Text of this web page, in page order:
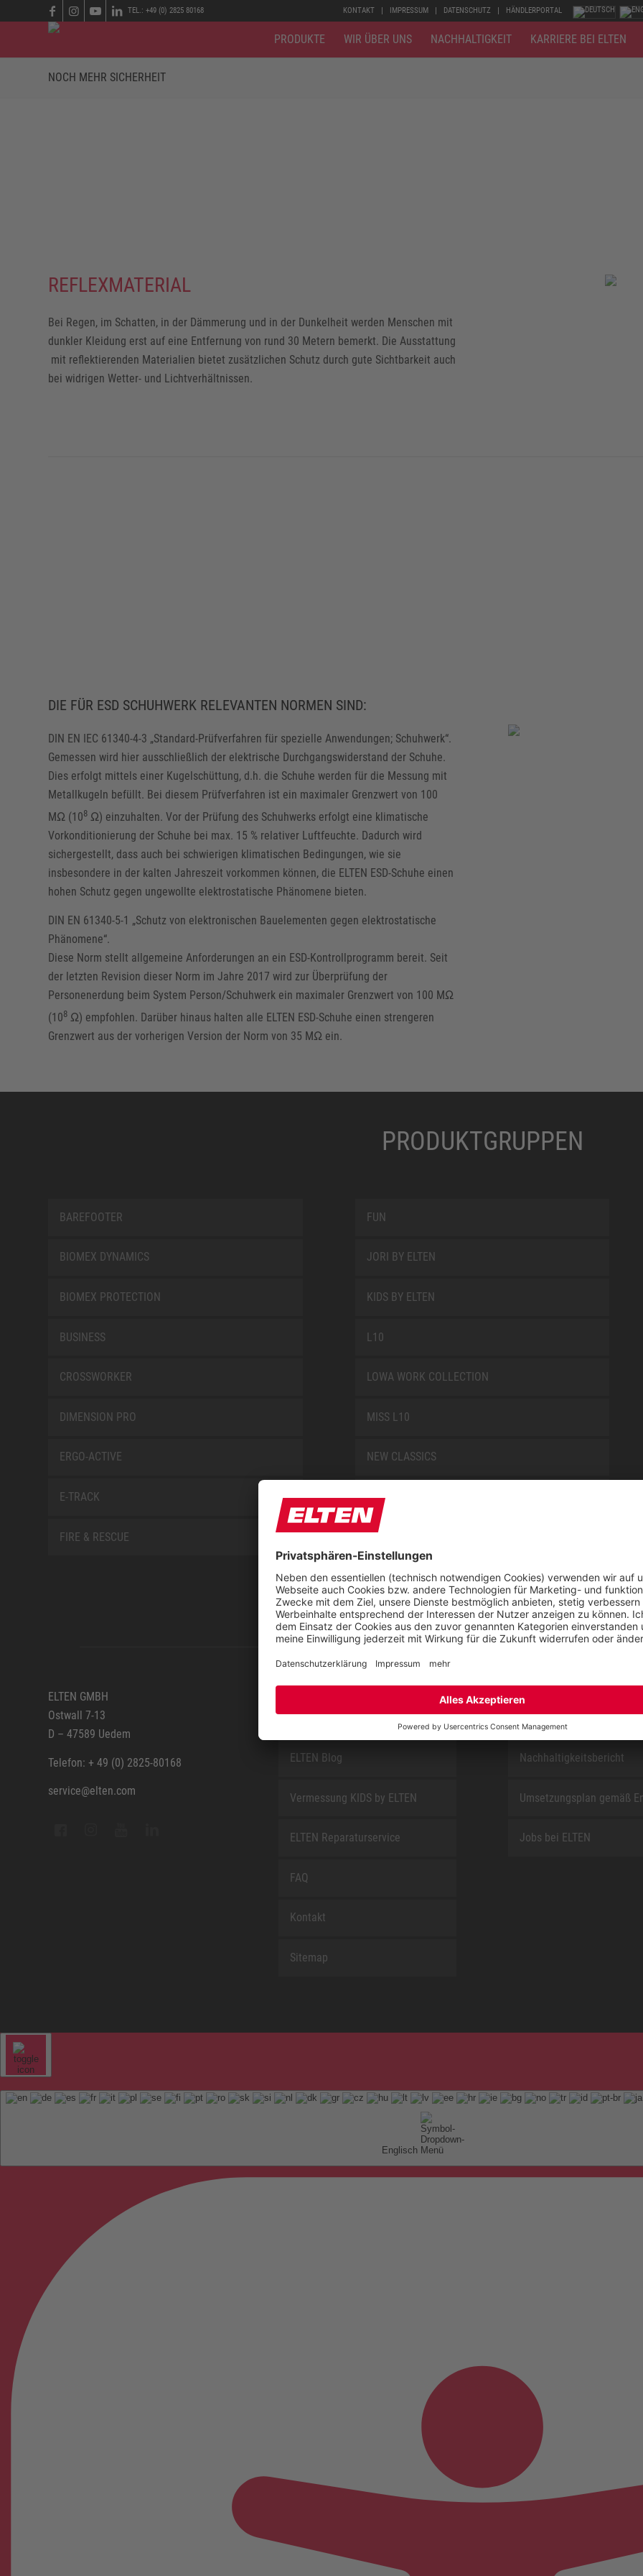
KONTAKT IMPRESSUM DATENSCHUTZ HÄNDLERPORTAL
TEL.: +49 (0) 2825 80168
PRODUKTE WIR ÜBER UNS NACHHALTIGKEIT KARRIERE BEI ELTEN
NOCH MEHR SICHERHEIT
REFLEXMATERIAL
Bei Regen, im Schatten, in der Dämmerung und in der Dunkelheit werden Menschen mit
dunkler Kleidung erst auf eine Entfernung von rund 30 Metern bemerkt. Die Ausstattung
mit reflektierenden Materialien bietet zusätzlichen Schutz durch gute Sichtbarkeit auch
bei widrigen Wetter- und Lichtverhältnissen.
DIE FÜR ESD SCHUHWERK RELEVANTEN NORMEN SIND:
DIN EN IEC 61340-4-3 „Standard-Prüfverfahren für spezielle Anwendungen; Schuhwerk“.
Gemessen wird hier ausschließlich der elektrische Durchgangswiderstand der Schuhe.
Dies erfolgt mittels einer Kugelschüttung, d.h. die Schuhe werden für die Messung mit
Metallkugeln befüllt. Bei diesem Prüfverfahren ist ein maximaler Grenzwert von 100
MΩ (108 Ω) einzuhalten. Vor der Prüfung des Schuhwerks erfolgt eine klimatische
Vorkonditionierung der Schuhe bei max. 15 % relativer Luftfeuchte. Dadurch wird
sichergestellt, dass auch bei schwierigen klimatischen Bedingungen, wie sie
insbesondere in der kalten Jahreszeit vorkommen können, die ELTEN ESD-Schuhe einen
hohen Schutz gegen ungewollte elektrostatische Phänomene bieten.
DIN EN 61340-5-1 „Schutz von elektronischen Bauelementen gegen elektrostatische
Phänomene“.
Diese Norm stellt allgemeine Anforderungen an ein ESD-Kontrollprogramm bereit. Seit
der letzten Revision dieser Norm im Jahre 2017 wird zur Überprüfung der
Personenerdung beim System Person/Schuhwerk ein maximaler Grenzwert von 100 MΩ
(108 Ω) empfohlen. Darüber hinaus halten alle ELTEN ESD-Schuhe einen strengeren
Grenzwert aus der vorherigen Version der Norm von 35 MΩ ein.
PRODUKTGRUPPEN
BAREFOOTER
BIOMEX DYNAMICS
BIOMEX PROTECTION
BUSINESS
CROSSWORKER
DIMENSION PRO
ERGO-ACTIVE
E-TRACK
FIRE & RESCUE
FUN
JORI BY ELTEN
KIDS BY ELTEN
L10
LOWA WORK COLLECTION
MISS L10
NEW CLASSICS
NOVA
RETRO
SAFEGUARD
ELTEN GMBH
Ostwall 7-13
D – 47589 Uedem
Telefon: + 49 (0) 2825-80168
service@elten.com
SERVICE
Anfahrt
ELTEN Blog
Vermessung KIDS by ELTEN
ELTEN Reparaturservice
FAQ
Kontakt
Sitemap
ÜBER UNS
Downloadcenter
Nachhaltigkeitsbericht
Umsetzungsplan gemäß
Jobs bei ELTEN
Englisch